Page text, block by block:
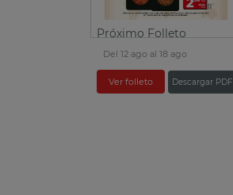
Próximo Folleto
Del 12 ago al 18 ago
Ver folleto Descargar PDF